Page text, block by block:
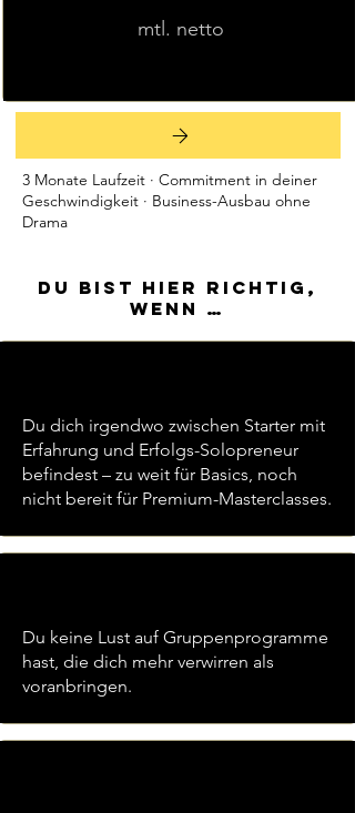
mtl. netto
3 Monate Laufzeit · Commitment in deiner
Geschwindigkeit · Business-Ausbau ohne
Drama
Du bist hier richtig,
wenn …
Du dich irgendwo zwischen Starter mit
Erfahrung und Erfolgs-Solopreneur
befindest – zu weit für Basics, noch
nicht bereit für Premium-Masterclasses.
Du keine Lust auf Gruppenprogramme
hast, die dich mehr verwirren als
voranbringen.